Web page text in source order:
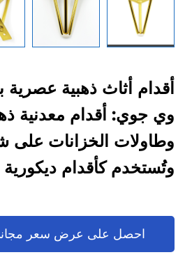
أقدام أثاث ذهبية
وي جوي: أقدام معدنية
وطاولات الخزانات على
وتُستخدم كأقدام
احصل على عرض سعر